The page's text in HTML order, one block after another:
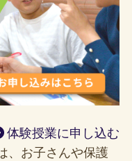
体験授業に申し込む
、お子さんや保護